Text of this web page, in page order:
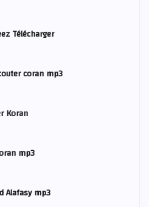
Télécharger
coran mp3
Koran
mp3
Alafasy mp3